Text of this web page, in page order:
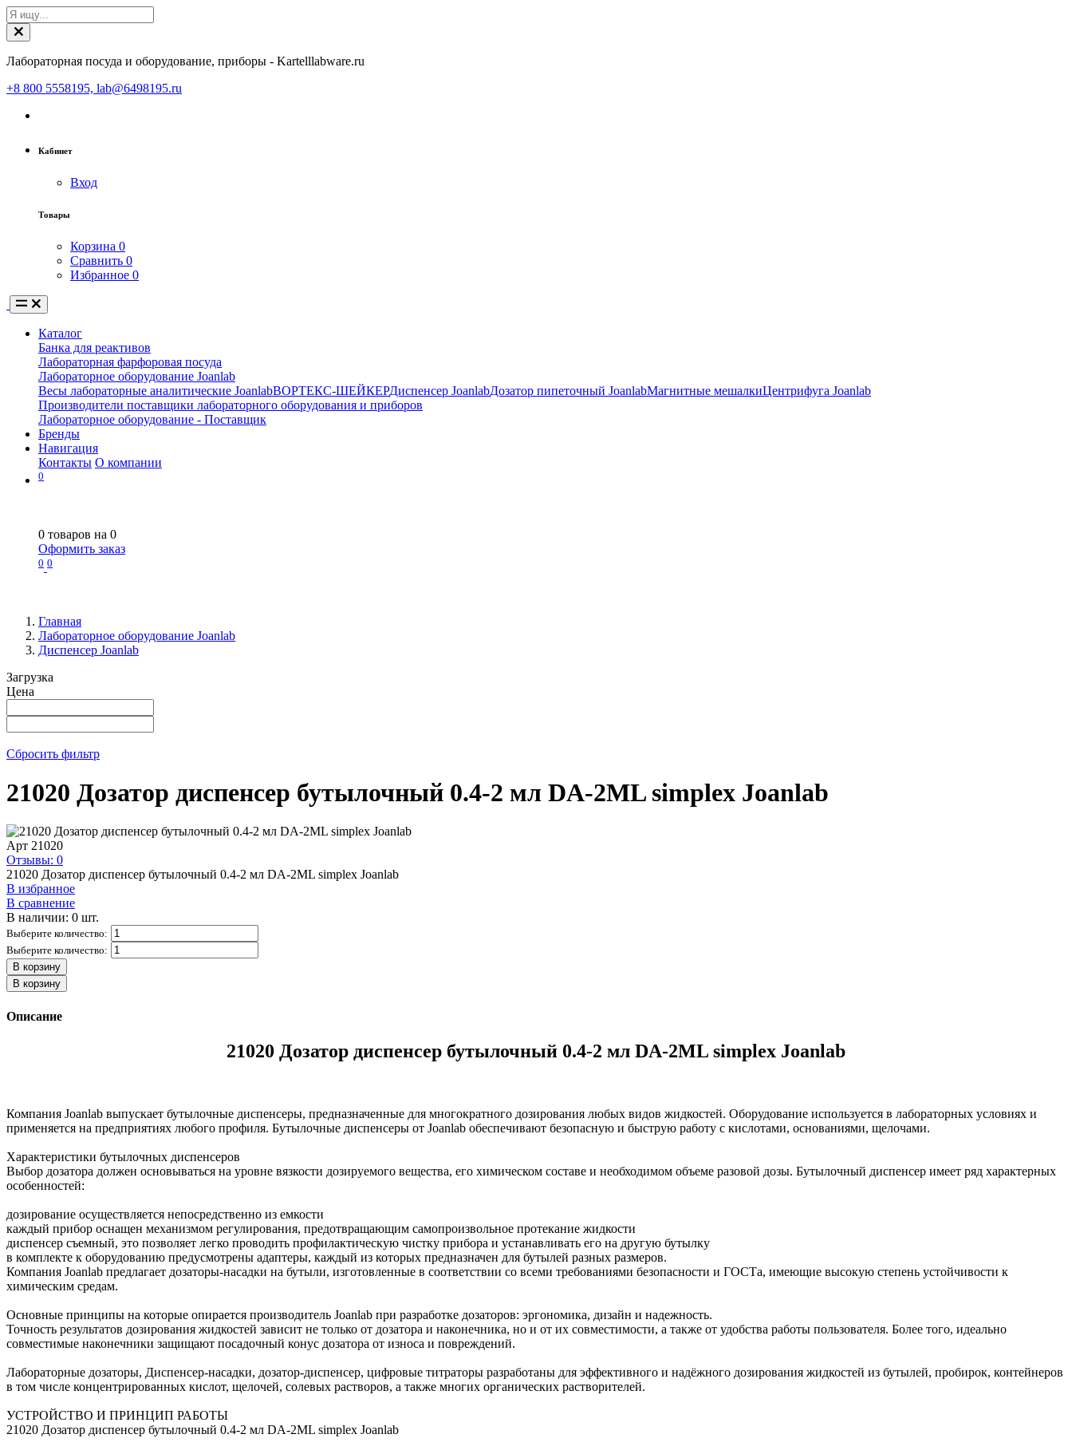
Лабораторная посуда и оборудование, приборы - Kartelllabware.ru
+8 800 5558195, lab@6498195.ru
Кабинет
Вход
Товары
Корзина 0
Сравнить 0
Избранное 0
Каталог
Банка для реактивов
Лабораторная фарфоровая посуда
Лабораторное оборудование Joanlab
Весы лабораторные аналитические JoanlabВОРТЕКС-ШЕЙКЕРДиспенсер JoanlabДозатор пипеточный JoanlabМагнитные мешалкиЦентрифуга Joanlab
Производители поставщики лабораторного оборудования и приборов
Лабораторное оборудование - Поставщик
Бренды
Навигация
Контакты О компании
0
0 товаров на 0
Оформить заказ
0 0
Главная
Лабораторное оборудование Joanlab
Диспенсер Joanlab
Загрузка
Цена
Сбросить фильтр
21020 Дозатор диспенсер бутылочный 0.4-2 мл DA-2ML simplex Joanlab
Арт 21020
Отзывы: 0
21020 Дозатор диспенсер бутылочный 0.4-2 мл DA-2ML simplex Joanlab
В избранное
В сравнение
В наличии: 0 шт.
Выберите количество:
Выберите количество:
В корзину
В корзину
Описание
21020 Дозатор диспенсер бутылочный 0.4-2 мл DA-2ML simplex Joanlab
Компания Joanlab выпускает бутылочные диспенсеры, предназначенные для многократного дозирования любых видов жидкостей. Оборудование используется в лабораторных условиях и
применяется на предприятиях любого профиля. Бутылочные диспенсеры от Joanlab обеспечивают безопасную и быструю работу с кислотами, основаниями, щелочами.
Характеристики бутылочных диспенсеров
Выбор дозатора должен основываться на уровне вязкости дозируемого вещества, его химическом составе и необходимом объеме разовой дозы. Бутылочный диспенсер имеет ряд характерных
особенностей:
дозирование осуществляется непосредственно из емкости
каждый прибор оснащен механизмом регулирования, предотвращающим самопроизвольное протекание жидкости
диспенсер съемный, это позволяет легко проводить профилактическую чистку прибора и устанавливать его на другую бутылку
в комплекте к оборудованию предусмотрены адаптеры, каждый из которых предназначен для бутылей разных размеров.
Компания Joanlab предлагает дозаторы-насадки на бутыли, изготовленные в соответствии со всеми требованиями безопасности и ГОСТа, имеющие высокую степень устойчивости к
химическим средам.
Основные принципы на которые опирается производитель Joanlab при разработке дозаторов: эргономика, дизайн и надежность.
Точность результатов дозирования жидкостей зависит не только от дозатора и наконечника, но и от их совместимости, а также от удобства работы пользователя. Более того, идеально
совместимые наконечники защищают посадочный конус дозатора от износа и повреждений.
Лабораторные дозаторы, Диспенсер-насадки, дозатор-диспенсер, цифровые титраторы разработаны для эффективного и надёжного дозирования жидкостей из бутылей, пробирок, контейнеров
в том числе концентрированных кислот, щелочей, солевых растворов, а также многих органических растворителей.
УСТРОЙСТВО И ПРИНЦИП РАБОТЫ
21020 Дозатор диспенсер бутылочный 0.4-2 мл DA-2ML simplex Joanlab